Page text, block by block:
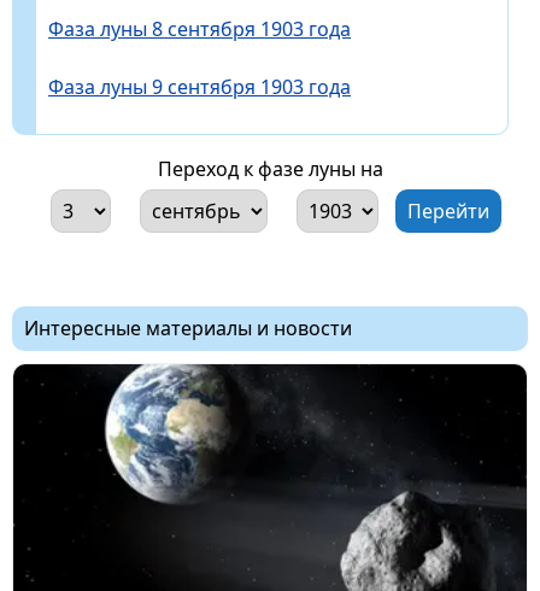
Фаза луны 8 сентября 1903 года
Фаза луны 9 сентября 1903 года
Переход к фазе луны на
Интересные материалы и новости